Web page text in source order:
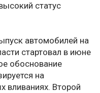
статус
автомобилей на
стартовал в июне
обоснование
на
вливаниях. Второй